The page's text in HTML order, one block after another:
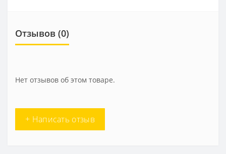
Отзывов (0)
Нет отзывов об этом товаре.
+ Написать отзыв